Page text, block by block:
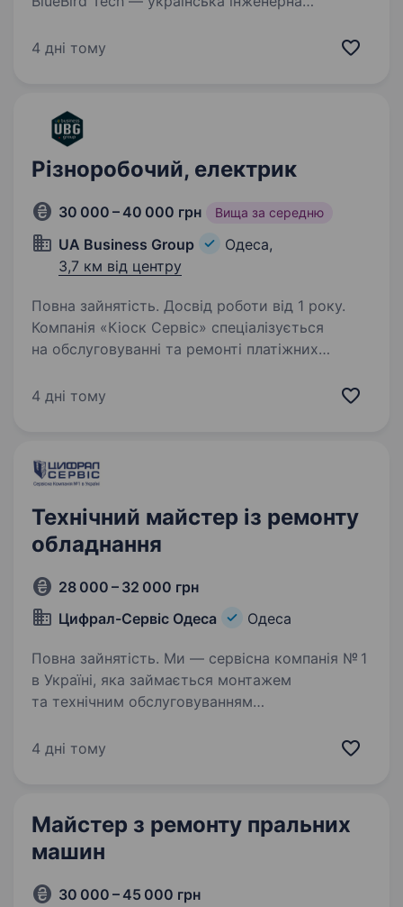
рішення. Ми працюємо на перетині оборонних
мета — посилення…
4 дні тому
Різноробочий, електрик
30 000 – 40 000 грн Вища за середню
UA Business Group
Одеса,
3,7 км від центру
Повна зайнятість. Досвід роботи від 1 року.
Компанія «Кіоск Сервіс» спеціалізується
на обслуговуванні та ремонті платіжних
відповідального та працьовитого
4 дні тому
Технічний майстер із ремонту
обладнання
28 000 – 32 000 грн
Цифрал-Сервіс Одеса
Одеса
Повна зайнятість. Ми — сервісна компанія № 1
в Україні, яка займається монтажем
та технічним обслуговуванням
Наша основна мета — забезпечити безпеку
4 дні тому
Майстер з ремонту пральних
машин
30 000 – 45 000 грн